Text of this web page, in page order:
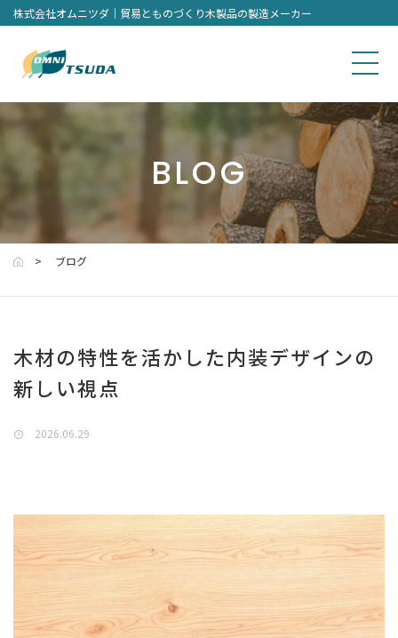
株式会社オムニツダ｜貿易とものづくり木製品の製造メーカー
BLOG
ブログ
木材の特性を活かした内装デザインの
新しい視点
2026.06.29